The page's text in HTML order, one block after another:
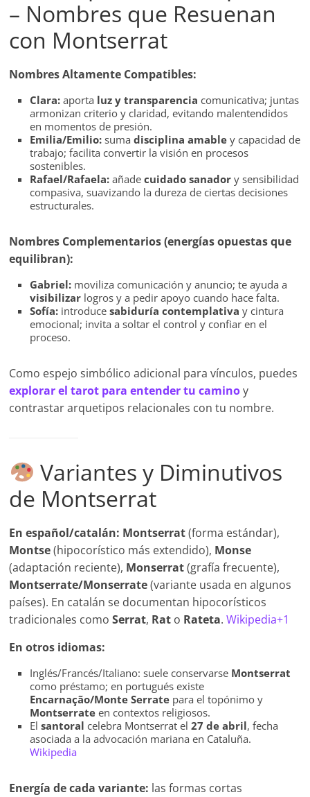
– Nombres que Resuenan
con Montserrat
Nombres Altamente Compatibles:
Clara: aporta luz y transparencia comunicativa; juntas
armonizan criterio y claridad, evitando malentendidos
en momentos de presión.
Emilia/Emilio: sumadisciplina amable y capacidad de
trabajo; facilita convertir la visión en procesos
sostenibles.
Rafael/Rafaela: añadecuidado sanador y sensibilidad
compasiva, suavizando la dureza de ciertas decisiones
estructurales.
Nombres Complementarios (energías opuestas que
equilibran):
Gabriel: moviliza comunicación y anuncio; te ayuda a
visibilizar logros y a pedir apoyo cuando hace falta.
Sofía: introducesabiduría contemplativa y cintura
emocional; invita a soltar el control y confiar en el
proceso.
Como espejo simbólico adicional para vínculos, puedes
explorar el tarot para entender tu caminoy
contrastar arquetipos relacionales con tu nombre.
Variantes y Diminutivos
de Montserrat
En español/catalán: Montserrat(forma estándar),
Montse(hipocorístico más extendido), Monse
(adaptación reciente), Monserrat(grafía frecuente),
Montserrate/Monserrate(variante usada en algunos
países). En catalán se documentan hipocorísticos
tradicionales comoSerrat, Rat o Rateta.Wikipedia+1
En otros idiomas:
Inglés/Francés/Italiano: suele conservarse Montserrat
como préstamo; en portugués existe
Encarnação/Monte Serrate para el topónimo y
Montserrate en contextos religiosos.
Elsantoral celebra Montserrat el27 de abril, fecha
asociada a la advocación mariana en Cataluña.
Wikipedia
Energía de cada variante: las formas cortas